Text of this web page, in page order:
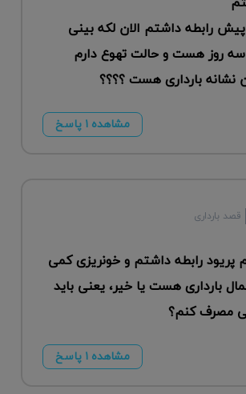
رابطه داشتم الان لکه بینی
روز هست و حالت تهوع دارم
نشانه بارداری هست ؟؟؟؟
مشاهده ۱ پاسخ
قصد بارداری
پریود رابطه داشتم و خونریزی کمی
بارداری هست یا خیر، یعنی باید
مصرف کنم؟
مشاهده ۱ پاسخ